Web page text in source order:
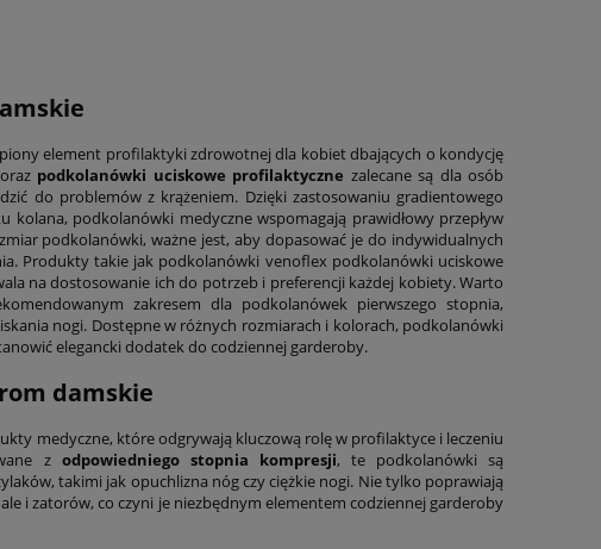
element profilaktyki zdrowotnej dla kobiet dbających o kondycję
oraz podkolanówki uciskowe profilaktyczne zalecane są dla osób
do problemów z krążeniem. Dzięki zastosowaniu gradientowego
podkolanówki medyczne wspomagają prawidłowy przepływ
podkolanówki, ważne jest, aby dopasować je do indywidualnych
Produkty takie jak podkolanówki venoflex podkolanówki uciskowe
na dostosowanie ich do potrzeb i preferencji każdej kobiety. Warto
zakresem dla podkolanówek pierwszego stopnia,
nogi. Dostępne w różnych rozmiarach i kolorach, podkolanówki
elegancki dodatek do codziennej garderoby.
damskie
medyczne, które odgrywają kluczową rolę w profilaktyce i leczeniu
z odpowiedniego stopnia kompresji, te podkolanówki są
takimi jak opuchlizna nóg czy ciężkie nogi. Nie tylko poprawiają
i zatorów, co czyni je niezbędnym elementem codziennej garderoby